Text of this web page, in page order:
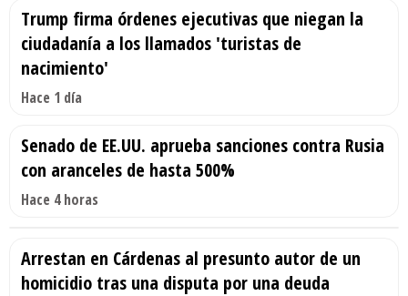
Trump firma órdenes ejecutivas que niegan la
ciudadanía a los llamados 'turistas de
nacimiento'
Hace 1 día
Senado de EE.UU. aprueba sanciones contra Rusia
con aranceles de hasta 500%
Hace 4 horas
Arrestan en Cárdenas al presunto autor de un
homicidio tras una disputa por una deuda